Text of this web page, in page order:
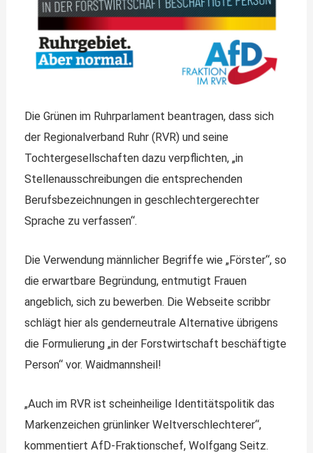
Die Grünen im Ruhrparlament beantragen, dass sich
der Regionalverband Ruhr (RVR) und seine
Tochtergesellschaften dazu verpflichten, „in
Stellenausschreibungen die entsprechenden
Berufsbezeichnungen in geschlechtergerechter
Sprache zu verfassen“.
Die Verwendung männlicher Begriffe wie „Förster“, so
die erwartbare Begründung, entmutigt Frauen
angeblich, sich zu bewerben. Die Webseite scribbr
schlägt hier als genderneutrale Alternative übrigens
die Formulierung „in der Forstwirtschaft beschäftigte
Person“ vor. Waidmannsheil!
„Auch im RVR ist scheinheilige Identitätspolitik das
Markenzeichen grünlinker Weltverschlechterer“,
kommentiert AfD-Fraktionschef, Wolfgang Seitz.